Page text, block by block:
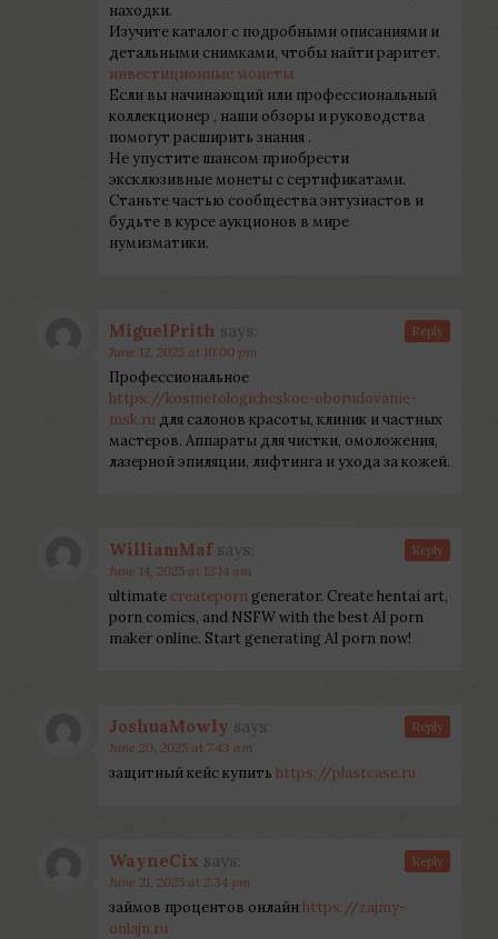
находки.
Изучите каталог с подробными описаниями и
детальными снимками, чтобы найти раритет.
инвестиционные монеты
Если вы начинающий или профессиональный
коллекционер , наши обзоры и руководства
помогут расширить знания .
Не упустите шансом приобрести
эксклюзивные монеты с сертификатами.
Станьте частью сообщества энтузиастов и
будьте в курсе аукционов в мире
нумизматики.
MiguelPrith says:
June 12, 2025 at 10:00 pm
Профессиональное
https://kosmetologicheskoe-oborudovanie-
msk.ru для салонов красоты, клиник и частных
мастеров. Аппараты для чистки, омоложения,
лазерной эпиляции, лифтинга и ухода за кожей.
Reply
WilliamMaf says:
June 14, 2025 at 12:14 am
ultimate createporn generator. Create hentai art,
porn comics, and NSFW with the best AI porn
maker online. Start generating AI porn now!
Reply
JoshuaMowly says:
June 20, 2025 at 7:43 am
защитный кейс купить https://plastcase.ru
Reply
WayneCix says:
June 21, 2025 at 2:34 pm
займов процентов онлайнhttps://zajmy-
onlajn.ru
Reply